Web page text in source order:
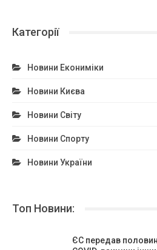
Категорії
Новини Екониміки
Новини Києва
Новини Світу
Новини Спорту
Новини України
Топ Новини:
ЄС передав